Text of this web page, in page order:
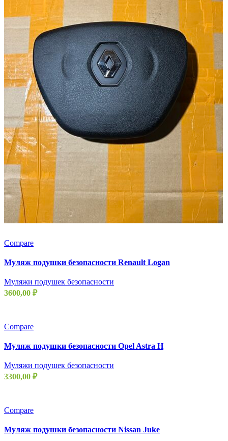
Compare
Муляж подушки безопасности Renault Logan
Муляжи подушек безопасности
3600,00 ₽
Compare
Муляж подушки безопасности Opel Astra H
Муляжи подушек безопасности
3300,00 ₽
Compare
Муляж подушки безопасности Nissan Juke